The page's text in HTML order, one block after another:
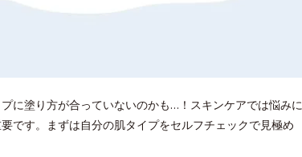
に塗り方が合っていないのかも…！スキンケアでは悩みに
です。まずは自分の肌タイプをセルフチェックで見極め